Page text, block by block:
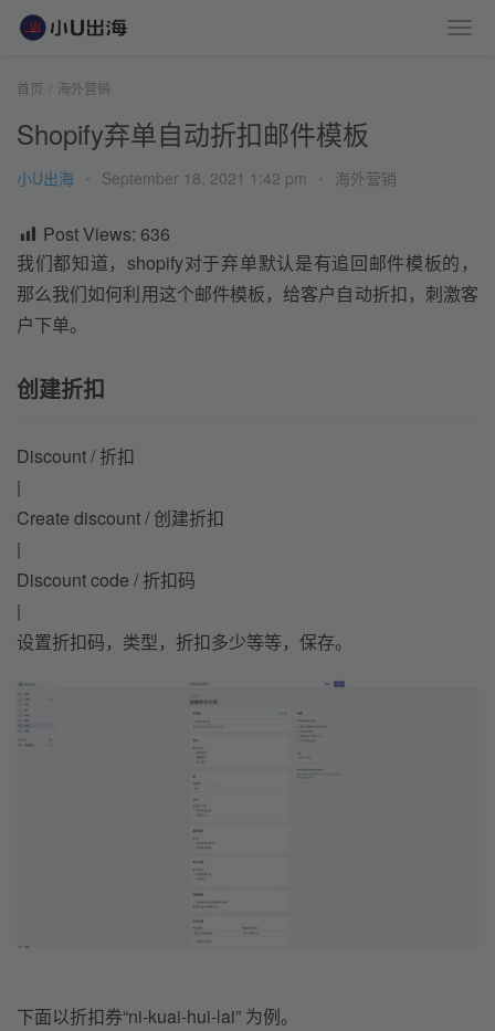
首页 海外营销
Shopify弃单自动折扣邮件模板
小U出海 September 18, 2021 1:42 pm 海外营销
Post Views: 636
我们都知道，shopify对于弃单默认是有追回邮件模板的，
那么我们如何利用这个邮件模板，给客户自动折扣，刺激客
户下单。
创建折扣
Discount / 折扣
|
Create discount / 创建折扣
|
Discount code / 折扣码
|
设置折扣码，类型，折扣多少等等，保存。
下面以折扣券“ni-kuai-hui-lai” 为例。